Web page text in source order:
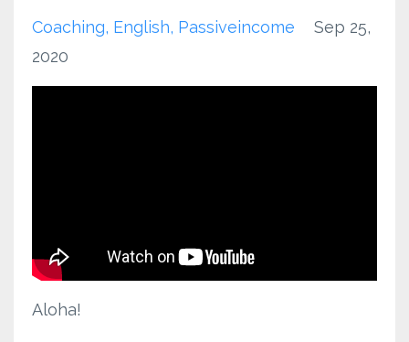
Coaching English Passiveincome
Sep 25,
2020
Aloha!